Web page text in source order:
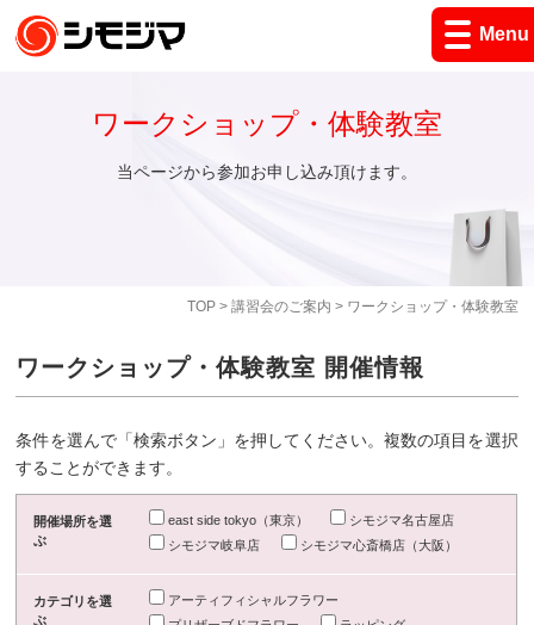
Menu
TOP> 講習会のご案内 > ワークショップ・体験教室
ワークショップ・体験教室
当ページから参加お申し込み頂けます。
ワークショップ・体験教室 開催情報
条件を選んで「検索ボタン」を押してください。複数の項目を選択
することができます。
開催場所を選
ぶ
east side tokyo（東京）
シモジマ名古屋店
シモジマ岐阜店
シモジマ心斎橋店（大阪）
カテゴリを選
ぶ
アーティフィシャルフラワー